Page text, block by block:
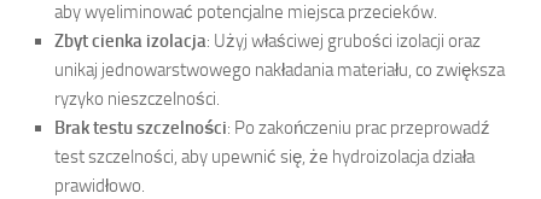
aby wyeliminować potencjalne miejsca przecieków.
Zbyt cienka izolacja: Użyj właściwej grubości izolacji oraz
unikaj jednowarstwowego nakładania materiału, co zwiększa
ryzyko nieszczelności.
Brak testu szczelności: Po zakończeniu prac przeprowadź
test szczelności, aby upewnić się, że hydroizolacja działa
prawidłowo.